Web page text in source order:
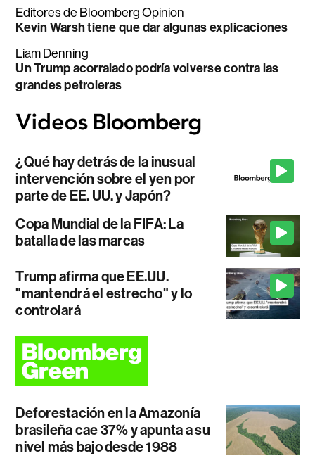
Editores de Bloomberg Opinion
Kevin Warsh tiene que dar algunas explicaciones
Liam Denning
Un Trump acorralado podría volverse contra las
grandes petroleras
¿Qué hay detrás de la inusual
intervención sobre el yen por
parte de EE. UU. y Japón?
Copa Mundial de la FIFA: La
batalla de las marcas
Trump afirma que EE.UU.
"mantendrá el estrecho" y lo
controlará
Deforestación en la Amazonía
brasileña cae 37% y apunta a su
nivel más bajo desde 1988